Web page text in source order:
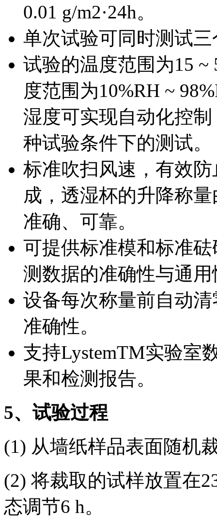
0.01 g/m2·24h。
单次试验可同时测试
试验的温度范围为15
度范围为10%RH ~
湿度可实现自动化控
种试验条件下的测试。
标准吹扫风速，有效
成，透湿杯的升降称
准确、可靠。
可提供标准模和标准
测数据的准确性与通用
设备每次称量前自动
准确性。
支持LystemTM实验室
果和检测报告。
5、试验过程
(1) 从墙纸样品表面随机
(2) 将裁取的试样放置在
态调节6 h。